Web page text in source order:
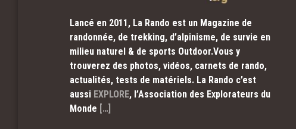
Lancé en 2011, La Rando est un Magazine de
randonnée, de trekking, d’alpinisme, de survie en
milieu naturel & de sports Outdoor.Vous y
trouverez des photos, vidéos, carnets de rando,
actualités, tests de matériels. La Rando c’est
aussi EXPLORE, l’Association des Explorateurs du
Monde […]